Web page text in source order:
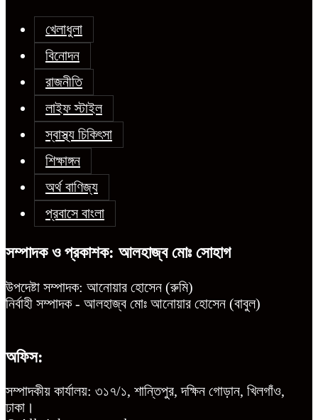
খেলাধুলা
বিনোদন
রাজনীতি
লাইফ স্টাইল
স্বাস্থ্য চিকিৎসা
শিক্ষাঙ্গন
অর্থ বাণিজ্য
প্রবাসে বাংলা
সম্পাদক ও প্রকাশক: আলহাজ্ব মোঃ সোহাগ
উপদেষ্টা সম্পাদক: আনোয়ার হোসেন (রুমি)
নির্বাহী সম্পাদক - আলহাজ্ব মোঃ আনোয়ার হোসেন (বাবুল)
অফিস:
সম্পাদকীয় কার্যালয়: ৩১৭/১, শান্তিপুর, দক্ষিন গোড়ান, খিলগাঁও,
ঢাকা।